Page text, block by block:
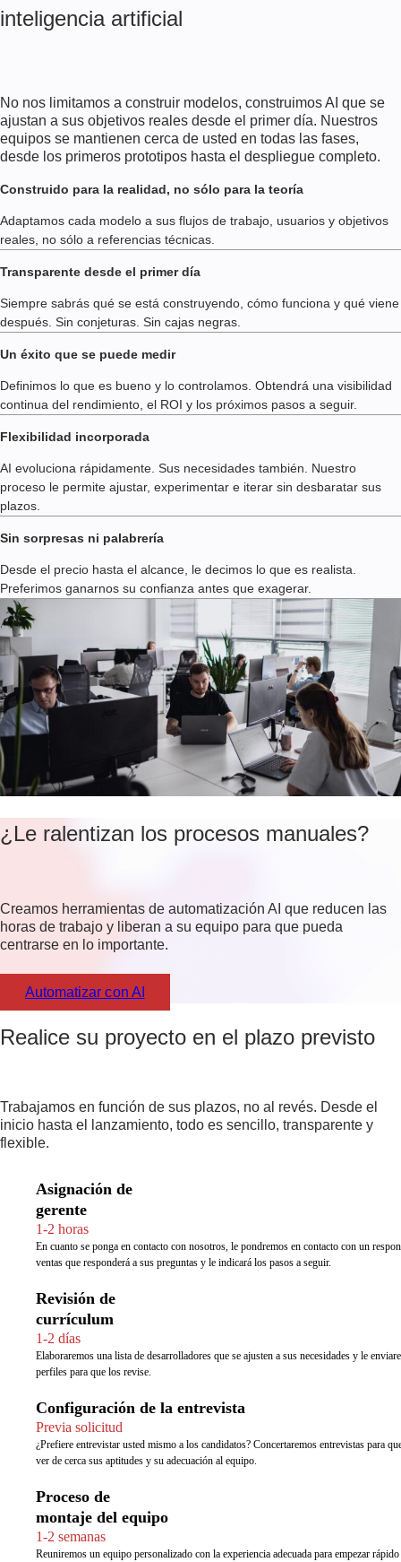
inteligencia artificial
No nos limitamos a construir modelos, construimos AI que se
ajustan a sus objetivos reales desde el primer día. Nuestros
equipos se mantienen cerca de usted en todas las fases,
desde los primeros prototipos hasta el despliegue completo.
Construido para la realidad, no sólo para la teoría
Adaptamos cada modelo a sus flujos de trabajo, usuarios y objetivos
reales, no sólo a referencias técnicas.
Transparente desde el primer día
Siempre sabrás qué se está construyendo, cómo funciona y qué viene
después. Sin conjeturas. Sin cajas negras.
Un éxito que se puede medir
Definimos lo que es bueno y lo controlamos. Obtendrá una visibilidad
continua del rendimiento, el ROI y los próximos pasos a seguir.
Flexibilidad incorporada
AI evoluciona rápidamente. Sus necesidades también. Nuestro
proceso le permite ajustar, experimentar e iterar sin desbaratar sus
plazos.
Sin sorpresas ni palabrería
Desde el precio hasta el alcance, le decimos lo que es realista.
Preferimos ganarnos su confianza antes que exagerar.
¿Le ralentizan los procesos manuales?
Creamos herramientas de automatización AI que reducen las
horas de trabajo y liberan a su equipo para que pueda
centrarse en lo importante.
Automatizar con AI
Realice su proyecto en el plazo previsto
Trabajamos en función de sus plazos, no al revés. Desde el
inicio hasta el lanzamiento, todo es sencillo, transparente y
flexible.
Asignación de
gerente
1-2 horas
En cuanto se ponga en contacto con nosotros, le pondremos en contacto con un
ventas que responderá a sus preguntas y le indicará los pasos a seguir.
Revisión de
currículum
1-2 días
Elaboraremos una lista de desarrolladores que se ajusten a sus necesidades y le
perfiles para que los revise.
Configuración de la entrevista
Previa solicitud
¿Prefiere entrevistar usted mismo a los candidatos? Concertaremos entrevistas para
ver de cerca sus aptitudes y su adecuación al equipo.
Proceso de
montaje del equipo
1-2 semanas
Reuniremos un equipo personalizado con la experiencia adecuada para empezar